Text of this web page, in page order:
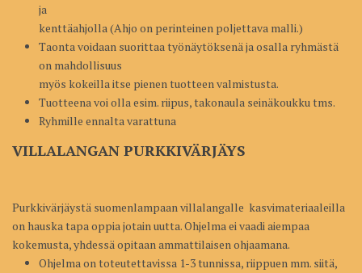
ja
kenttäahjolla (Ahjo on perinteinen poljettava malli.)
Taonta voidaan suorittaa työnäytöksenä ja osalla ryhmästä
on mahdollisuus
myös kokeilla itse pienen tuotteen valmistusta.
Tuotteena voi olla esim. riipus, takonaula seinäkoukku tms.
Ryhmille ennalta varattuna
VILLALANGAN PURKKIVÄRJÄYS
Purkkivärjäystä suomenlampaan villalangalle kasvimateriaaleilla
on hauska tapa oppia jotain uutta. Ohjelma ei vaadi aiempaa
kokemusta, yhdessä opitaan ammattilaisen ohjaamana.
Ohjelma on toteutettavissa 1-3 tunnissa, riippuen mm. siitä,